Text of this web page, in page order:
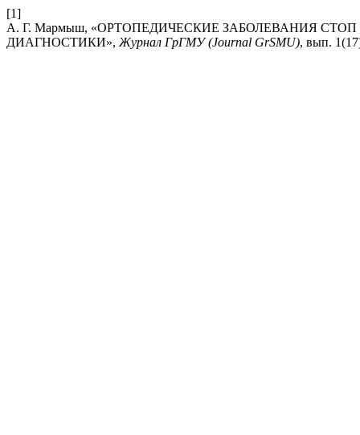
[1]
А. Г. Мармыш, «ОРТОПЕДИЧЕСКИЕ ЗАБОЛЕВАНИЯ
ДИАГНОСТИКИ», Журнал ГрГМУ (Journal GrSMU), вып.